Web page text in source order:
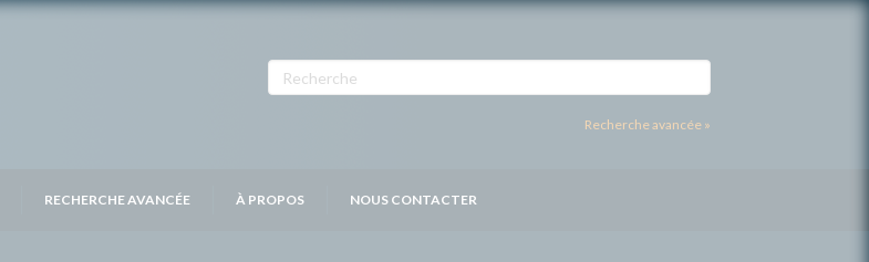
Recherche avancée »
RECHERCHE AVANCÉE À PROPOS NOUS CONTACTER